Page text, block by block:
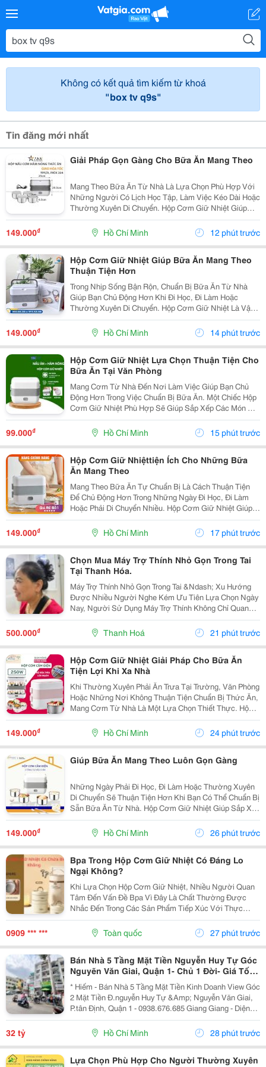
Không có kết quả tìm kiếm từ khoá
"box tv q9s"
Tin đăng mới nhất
Giải Pháp Gọn Gàng Cho Bữa Ăn Mang Theo
Mang Theo Bữa Ăn Từ Nhà Là Lựa Chọn Phù Hợp Với
Những Người Có Lịch Học Tập, Làm Việc Kéo Dài Hoặc
Thường Xuyên Di Chuyển. Hộp Cơm Giữ Nhiệt Giúp
Sắp Xếp Các Món Ăn Ngăn Nắp, Thuận Tiện Mang
Theo Và Sử Dụng Trong Ngày. Chọn Hộp Có Ngăn Phù
149.000₫ Hồ Chí Minh 12 phút trước
Hộp Cơm Giữ Nhiệt Giúp Bữa Ăn Mang Theo
Thuận Tiện Hơn
Trong Nhịp Sống Bận Rộn, Chuẩn Bị Bữa Ăn Từ Nhà
Giúp Bạn Chủ Động Hơn Khi Đi Học, Đi Làm Hoặc
Thường Xuyên Di Chuyển. Hộp Cơm Giữ Nhiệt Là Vật
Dụng Hữu Ích Để Sắp Xếp Cơm Và Thức Ăn Gọn Gàng,
Thuận Tiện Mang Theo Trong Ngày. Lựa Chọn Hộp Theo
149.000₫ Hồ Chí Minh 14 phút trước
Hộp Cơm Giữ Nhiệt Lựa Chọn Thuận Tiện Cho
Bữa Ăn Tại Văn Phòng
Mang Cơm Từ Nhà Đến Nơi Làm Việc Giúp Bạn Chủ
Động Hơn Trong Việc Chuẩn Bị Bữa Ăn. Một Chiếc Hộp
Cơm Giữ Nhiệt Phù Hợp Sẽ Giúp Sắp Xếp Các Món Ăn
Gọn Gàng, Dễ Mang Theo Và Thuận Tiện Sử Dụng
Trong Thời Gian Nghỉ Trưa. Chọn Hộp Có Cấu Tạo Phù
99.000₫ Hồ Chí Minh 15 phút trước
Hộp Cơm Giữ Nhiệttiện Ích Cho Những Bữa
Ăn Mang Theo
Mang Theo Bữa Ăn Tự Chuẩn Bị Là Cách Thuận Tiện
Để Chủ Động Hơn Trong Những Ngày Đi Học, Đi Làm
Hoặc Phải Di Chuyển Nhiều. Hộp Cơm Giữ Nhiệt Giúp
Các Món Ăn Được Sắp Xếp Ngăn Nắp, Dễ Mang Theo
Và Phù Hợp Với Nhiều Lịch Trình Khác Nhau. Chọn
149.000₫ Hồ Chí Minh 17 phút trước
Chọn Mua Máy Trợ Thính Nhỏ Gọn Trong Tai
Tại Thanh Hóa.
Máy Trợ Thính Nhỏ Gọn Trong Tai &Ndash; Xu Hướng
Được Nhiều Người Nghe Kém Ưu Tiên Lựa Chọn Ngày
Nay, Người Sử Dụng Máy Trợ Thính Không Chỉ Quan
Tâm Đến Nghe Rõ, Mà Còn Mong Muốn Một Thiết Bị
Nhỏ Gọn, Thẩm Mỹ, Dễ Sử Dụng Và Thoải Mái Khi Đeo.
500.000₫ Thanh Hoá 21 phút trước
Hộp Cơm Giữ Nhiệt Giải Pháp Cho Bữa Ăn
Tiện Lợi Khi Xa Nhà
Khi Thường Xuyên Phải Ăn Trưa Tại Trường, Văn Phòng
Hoặc Những Nơi Không Thuận Tiện Chuẩn Bị Thức Ăn,
Mang Cơm Từ Nhà Là Một Lựa Chọn Thiết Thực. Hộp
Cơm Giữ Nhiệt Giúp Bạn Sắp Xếp Các Món Ăn Gọn
Gàng Và Dễ Dàng Mang Theo Trong Ngày. Lựa Chọn
149.000₫ Hồ Chí Minh 24 phút trước
Giúp Bữa Ăn Mang Theo Luôn Gọn Gàng
Những Ngày Phải Đi Học, Đi Làm Hoặc Thường Xuyên
Di Chuyển Sẽ Thuận Tiện Hơn Khi Bạn Có Thể Chuẩn Bị
Sẵn Bữa Ăn Từ Nhà. Hộp Cơm Giữ Nhiệt Giúp Sắp Xếp
Cơm Và Thức Ăn Ngăn Nắp, Dễ Mang Theo Và Phù
Hợp Với Nhiều Nhu Cầu Sử Dụng. Chọn Hộp Dựa
149.000₫ Hồ Chí Minh 26 phút trước
Bpa Trong Hộp Cơm Giữ Nhiệt Có Đáng Lo
Ngại Không?
Khi Lựa Chọn Hộp Cơm Giữ Nhiệt, Nhiều Người Quan
Tâm Đến Vấn Đề Bpa Vì Đây Là Chất Thường Được
Nhắc Đến Trong Các Sản Phẩm Tiếp Xúc Với Thực
Phẩm. Vậy Hộp Cơm Giữ Nhiệt Có Chứa Bpa Không Và
Cần Lưu Ý Gì Khi Sử Dụng? 1. Bpa Là Gì Và Vì Sao
Nhiều...
0909 *** *** Toàn quốc 27 phút trước
Bán Nhà 5 Tầng Mặt Tiền Nguyễn Huy Tự Góc
Nguyẽn Văn Giai, Quận 1- Chủ 1 Đời- Giá Tốt-
Giang Giang
* Hiếm - Bán Nhà 5 Tầng Mặt Tiền Kinh Doanh View Góc
2 Mặt Tiền Đ.nguyễn Huy Tự &Amp; Nguyễn Văn Giai,
P.tân Định, Quận 1 - 0938.676.685 Giang Giang - Diện
Tích: 60M2 - Ngang 3.5M * 18M. - Kết Cấu: 5 Tầng - Sân
Thượng - Thiết Kế Kiểu Lệch Tầng Đẹp...
32 tỷ Hồ Chí Minh 28 phút trước
Lựa Chọn Phù Hợp Cho Người Thường Xuyên